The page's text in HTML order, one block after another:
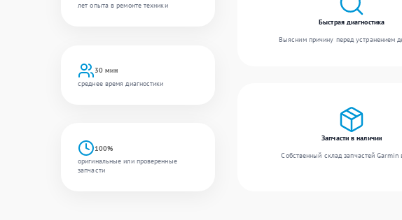
лет опыта в ремонте техники
30 мин
среднее время диагностики
100%
оригинальные или проверенные
запчасти
Быстрая диагностика
Выясним причину перед устранением
Запчасти в наличии
Собственный склад запчастей Garmin